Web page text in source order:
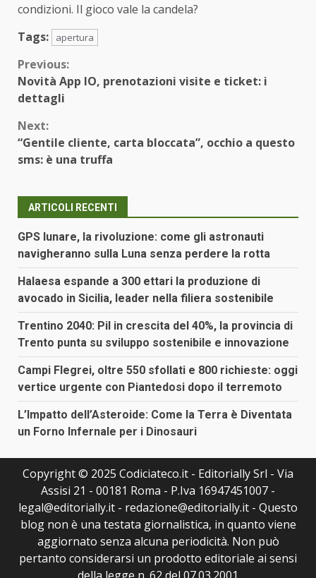
condizioni. Il gioco vale la candela?
Tags:
apertura
Continue
Reading
Previous:
Novità App IO, prenotazioni visite e ticket: i
dettagli
Next:
“Gentile cliente, carta bloccata”, occhio a questo
sms: è una truffa
ARTICOLI RECENTI
GPS lunare, la rivoluzione: come gli astronauti
navigheranno sulla Luna senza perdere la rotta
Halaesa espande a 300 ettari la produzione di
avocado in Sicilia, leader nella filiera sostenibile
Trentino 2040: Pil in crescita del 40%, la provincia di
Trento punta su sviluppo sostenibile e innovazione
Campi Flegrei, oltre 550 sfollati e 800 richieste: oggi
vertice urgente con Piantedosi dopo il terremoto
L’Impatto dell’Asteroide: Come la Terra è Diventata
un Forno Infernale per i Dinosauri
Copyright © 2025 Codiciateco.it - Editorially Srl - Via
Assisi 21 - 00181 Roma - P.Iva 16947451007 -
legal@editorially.it - redazione@editorially.it - Questo
blog non è una testata giornalistica, in quanto viene
aggiornato senza alcuna periodicità. Non può
pertanto considerarsi un prodotto editoriale ai sensi